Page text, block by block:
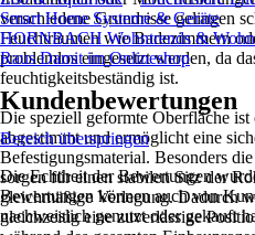
verschiedene Grundrisse gelingen
Feuchträumen wie Badezimmern
problemlos eingesetzt werden, da
feuchtigkeitsbeständig ist.
Die speziell geformte Oberfläche
abgestimmt und ermöglicht eine
Befestigungsmaterial. Besonders
sorgen für einen stabilen Sitz der
gleichmäßige Verlegung. Dadurch
gleichzeitig eine zuverlässige
Smart Home Systeme & Geräte
HORNBACH Wohntrends &
Raus Damit im Onlineshop
Kundenbewertungen
Bereich überspringen
Die Echtheit der Bewertungen
Bewertungen können auch von
nachweislich genutzt oder gekauft